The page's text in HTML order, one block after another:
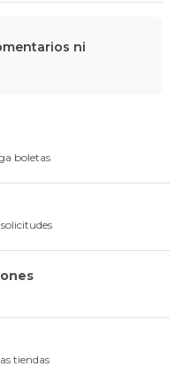
ni
boletas
tiendas